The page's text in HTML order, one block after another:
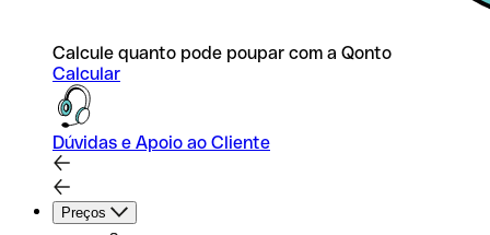
Calcule quanto pode poupar com a Qonto
Calcular
Dúvidas e Apoio ao Cliente
Preços